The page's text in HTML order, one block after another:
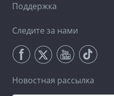
Поддержка
Следите за нами
Новостная рассылка